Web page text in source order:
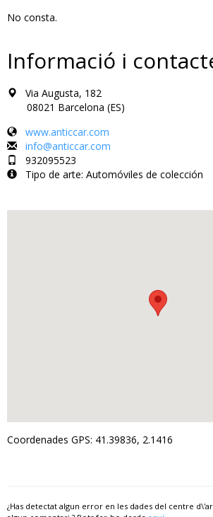
No consta.
Informació i
Via Augusta, 182
08021 Barcelona (ES)
www.anticcar.com
info@anticcar.com
932095523
Tipo de arte: Automóviles de colección
Coordenades GPS: 41.39836, 2.1416
¿Has detectat algun error en les dades del centre